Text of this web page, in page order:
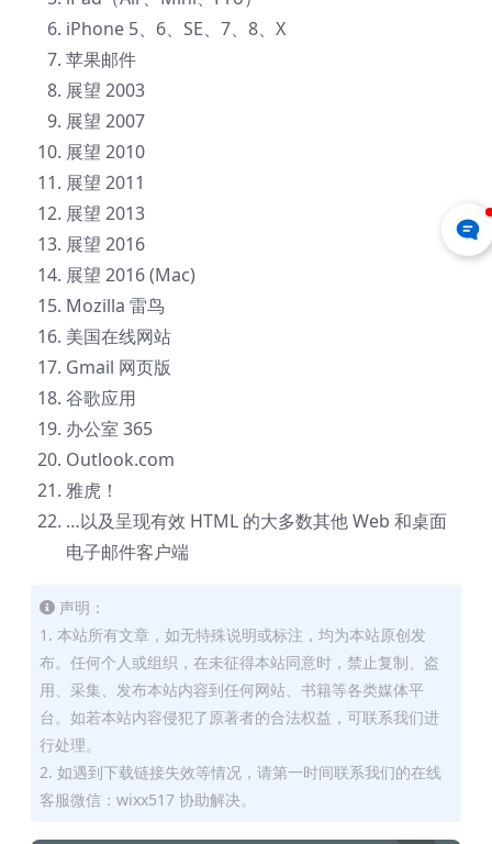
iPhone 5、6、SE、7、8、X
苹果邮件
展望 2003
展望 2007
展望 2010
展望 2011
展望 2013
展望 2016
展望 2016 (Mac)
Mozilla 雷鸟
美国在线网站
Gmail 网页版
谷歌应用
办公室 365
Outlook.com
雅虎！
…以及呈现有效 HTML 的大多数其他 Web 和桌面
电子邮件客户端
声明：
1. 本站所有文章，如无特殊说明或标注，均为本站原创发
布。任何个人或组织，在未征得本站同意时，禁止复制、盗
用、采集、发布本站内容到任何网站、书籍等各类媒体平
台。如若本站内容侵犯了原著者的合法权益，可联系我们进
行处理。
2. 如遇到下载链接失效等情况，请第一时间联系我们的在线
客服微信：wixx517 协助解决。